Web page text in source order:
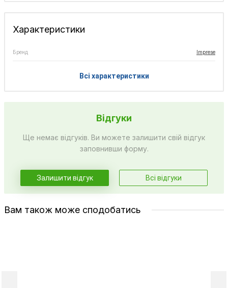
Характеристики
Бренд Imprese
Всі характеристики
Відгуки
Ще немає відгуків. Ви можете залишити свій відгук
заповнивши форму.
Залишити відгук Всі відгуки
Вам також може сподобатись